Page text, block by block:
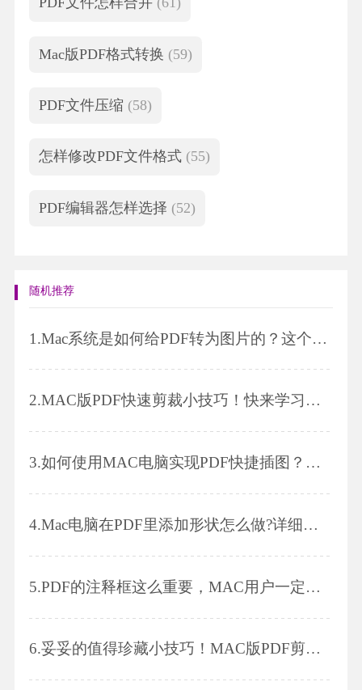
Mac版PDF格式转换 (59)
PDF文件压缩 (58)
怎样修改PDF文件格式 (55)
PDF编辑器怎样选择 (52)
随机推荐
1.Mac系统是如何给PDF转为图片的？这个技巧学一下吧！
2.MAC版PDF快速剪裁小技巧！快来学习哦～
3.如何使用MAC电脑实现PDF快捷插图？就这在里，快来学习！
4.Mac电脑在PDF里添加形状怎么做?详细教程在这里!
5.PDF的注释框这么重要，MAC用户一定要学会!
6.妥妥的值得珍藏小技巧！MAC版PDF剪裁～